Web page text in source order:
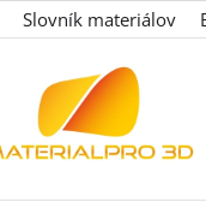
Slovník materiálov